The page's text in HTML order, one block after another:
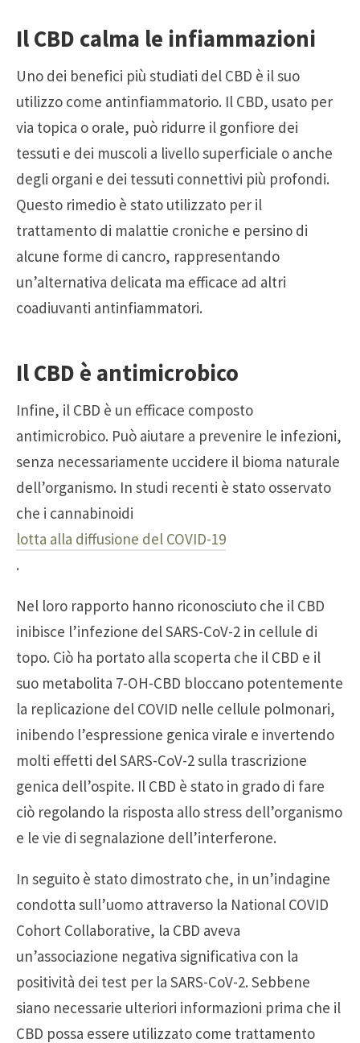
Il CBD calma le infiammazioni
Uno dei benefici più studiati del CBD è il suo
utilizzo come antinfiammatorio. Il CBD, usato per
via topica o orale, può ridurre il gonfiore dei
tessuti e dei muscoli a livello superficiale o anche
degli organi e dei tessuti connettivi più profondi.
Questo rimedio è stato utilizzato per il
trattamento di malattie croniche e persino di
alcune forme di cancro, rappresentando
un’alternativa delicata ma efficace ad altri
coadiuvanti antinfiammatori.
Il CBD è antimicrobico
Infine, il CBD è un efficace composto
antimicrobico. Può aiutare a prevenire le infezioni,
senza necessariamente uccidere il bioma naturale
dell’organismo. In studi recenti è stato osservato
che i cannabinoidi
lotta alla diffusione del COVID-19
.
Nel loro rapporto hanno riconosciuto che il CBD
inibisce l’infezione del SARS-CoV-2 in cellule di
topo. Ciò ha portato alla scoperta che il CBD e il
suo metabolita 7-OH-CBD bloccano potentemente
la replicazione del COVID nelle cellule polmonari,
inibendo l’espressione genica virale e invertendo
molti effetti del SARS-CoV-2 sulla trascrizione
genica dell’ospite. Il CBD è stato in grado di fare
ciò regolando la risposta allo stress dell’organismo
e le vie di segnalazione dell’interferone.
In seguito è stato dimostrato che, in un’indagine
condotta sull’uomo attraverso la National COVID
Cohort Collaborative, la CBD aveva
un’associazione negativa significativa con la
positività dei test per la SARS-CoV-2. Sebbene
siano necessarie ulteriori informazioni prima che il
CBD possa essere utilizzato come trattamento